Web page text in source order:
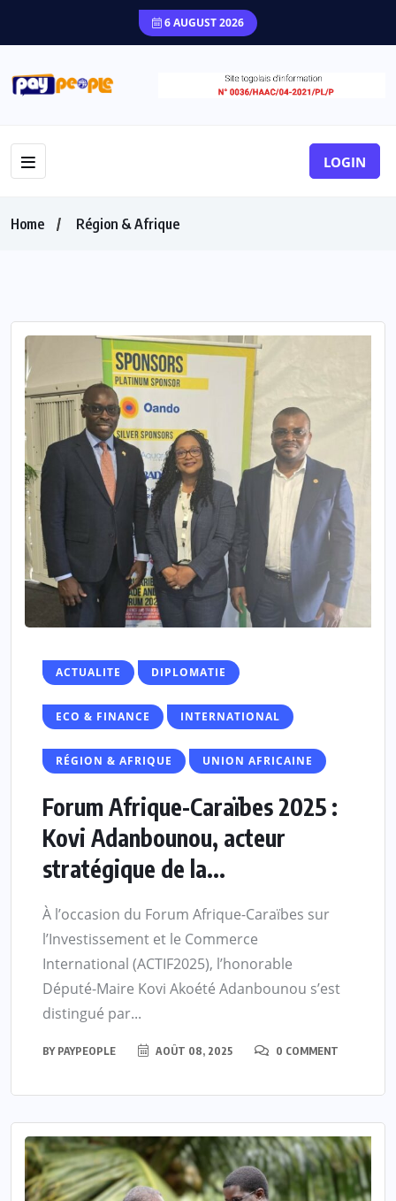
6 AUGUST 2026
LOGIN
Home Région & Afrique
ACTUALITE DIPLOMATIE
ECO & FINANCE INTERNATIONAL
RÉGION & AFRIQUE UNION AFRICAINE
Forum Afrique-Caraïbes 2025 :
Kovi Adanbounou, acteur
stratégique de la...
À l’occasion du Forum Afrique-Caraïbes sur
l’Investissement et le Commerce
International (ACTIF2025), l’honorable
Député-Maire Kovi Akoété Adanbounou s’est
distingué par...
BY PAYPEOPLE AOÛT 08, 2025 0 COMMENT